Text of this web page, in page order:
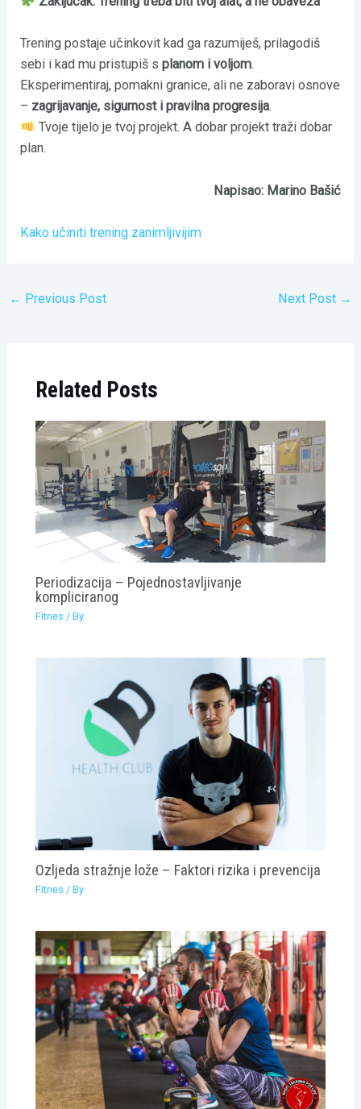
Trening postaje učinkovit kad ga razumiješ, prilagodiš
sebi i kad mu pristupiš splanom i voljom.
Eksperimentiraj, pomakni granice, ali ne zaboravi osnove
– zagrijavanje, sigurnost i pravilna progresija.
Tvoje tijelo je tvoj projekt. A dobar projekt traži dobar
plan.
Napisao: Marino Bašić
Kako učiniti trening zanimljivijim
← Previous Post Next Post →
Related Posts
Periodizacija – Pojednostavljivanje
kompliciranog
Fitnes / By
Ozljeda stražnje lože – Faktori rizika i prevencija
Fitnes / By